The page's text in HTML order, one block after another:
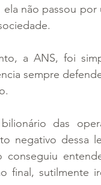
não passou
a ANS, foi
sempre
das
negativo dessa
conseguiu
final, sutilmente